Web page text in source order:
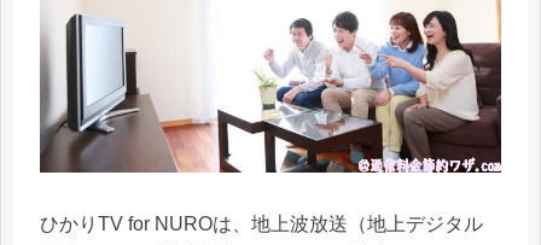
ひかりTV for NUROは、地上波放送（地上デジタル